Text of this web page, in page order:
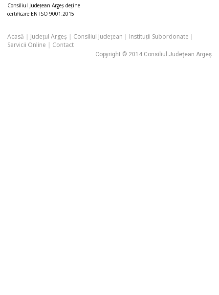
Consiliul Judeţean Argeș deţine
certificare EN ISO 9001:2015
Acasă | Județul Argeș | Consiliul Județean | Instituții Subordonate |
Servicii Online | Contact
Copyright © 2014 Consiliul Județean Argeș